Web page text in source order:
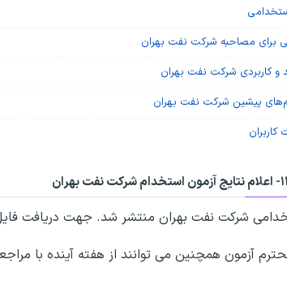
برای مصاحبه شرکت نفت بهران
و کاربردی شرکت نفت بهران
پیشین شرکت نفت بهران
اعلام نتایج آزمون استخدام شرکت نفت بهران
شرکت نفت بهران منتشر شد. جهت دریافت فایل
آزمون همچنین می توانند از هفته آینده با